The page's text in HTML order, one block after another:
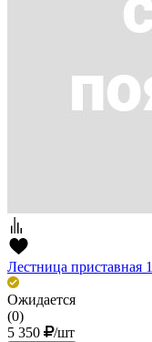
Лестница приставная
Ожидается
(0)
5 350
/шт